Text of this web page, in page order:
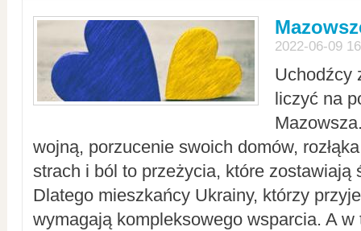
2022-06-09
Uchodźcy
liczyć na
wojną, porzucenie swoich domów,
strach i ból to przeżycia, które zostawiają
Dlatego mieszkańcy Ukrainy, którzy
wymagają kompleksowego wsparcia. A w